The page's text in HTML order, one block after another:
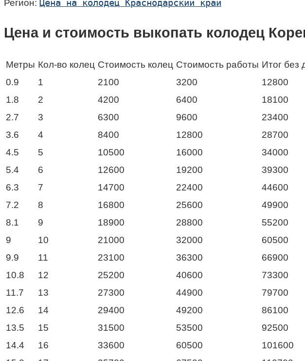
Регион: Цена на колодец Краснодарский край
Цена и стоимость выкопать колодец
Метры Кол-во колец Стоимость колец Стоимость работы Итог без
0.9
1 2100 3200 12800
1.8 2 4200 6400 18100
2.7 3 6300 9600 23400
3.6 4 8400 12800 28700
4.5 5 10500 16000 34000
5.4 6 12600 19200 39300
6.3 7 14700 22400 44600
7.2 8 16800 25600 49900
8.1 9 18900 28800 55200
9 10 21000 32000 60500
9.9 11 23100 36300 66900
10.8 12 25200 40600 73300
11.7 13 27300 44900 79700
12.6 14 29400 49200 86100
13.5 15 31500 53500 92500
14.4 16 33600 60500 101600